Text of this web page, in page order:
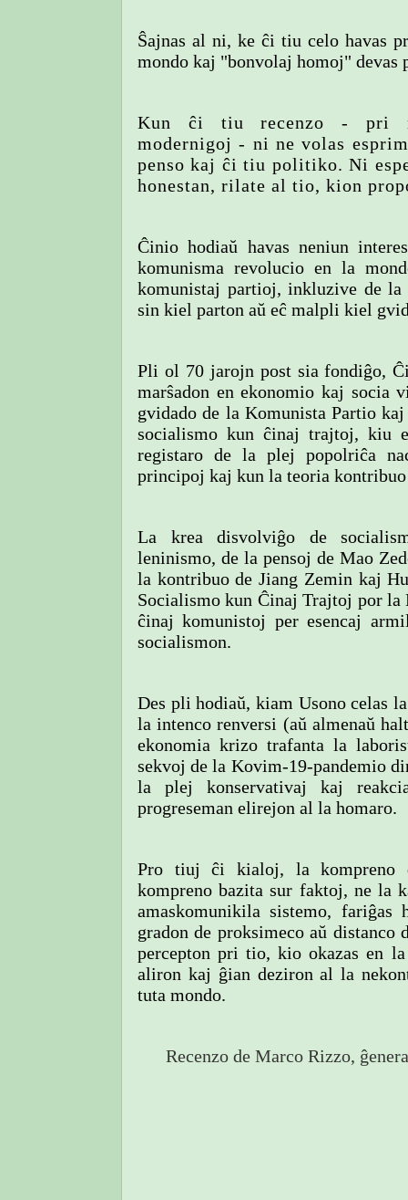
Ŝajnas al ni, ke ĉi tiu celo havas
mondo kaj "bonvolaj homoj" devas
Kun ĉi tiu recenzo - pri
modernigoj - ni ne volas
penso kaj ĉi tiu politiko. Ni
honestan, rilate al tio, kion
Ĉinio hodiaŭ havas neniun
komunisma revolucio en la
komunistaj partioj, inkluzive de la
sin kiel parton aŭ eĉ malpli kiel
Pli ol 70 jarojn post sia fondiĝo,
marŝadon en ekonomio kaj socia
gvidado de la Komunista Partio
socialismo kun ĉinaj trajtoj, kiu
registaro de la plej popolriĉa
principoj kaj kun la teoria
La krea disvolviĝo de soc
leninismo, de la pensoj de Mao
la kontribuo de Jiang Zemin kaj
Socialismo kun Ĉinaj Trajtoj por
ĉinaj komunistoj per esencaj
socialismon.
Des pli hodiaŭ, kiam Usono celas
la intenco renversi (aŭ almenaŭ
ekonomia krizo trafanta la
sekvoj de la Kovim-19-pandemio
la plej konservativaj kaj
progreseman elirejon al la homaro.
Pro tiuj ĉi kialoj, la kompreno
kompreno bazita sur faktoj, ne la
amaskomunikila sistemo,
gradon de proksimeco aŭ distanco
percepton pri tio, kio okazas en
aliron kaj ĝian deziron al la
tuta mondo.
Recenzo de Marco Rizzo,